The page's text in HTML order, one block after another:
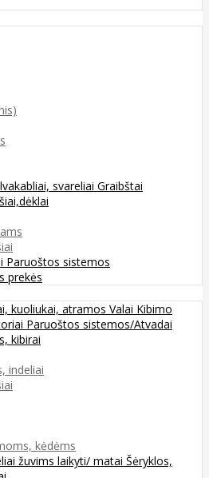
svareliai Graibštai
Paruoštos sistemos
prekės
kuoliukai, atramos Valai Kibimo
Paruoštos sistemos/Atvadai
kibirai
indeliai
kėdėms
žuvims laikyti/ matai Šėryklos,